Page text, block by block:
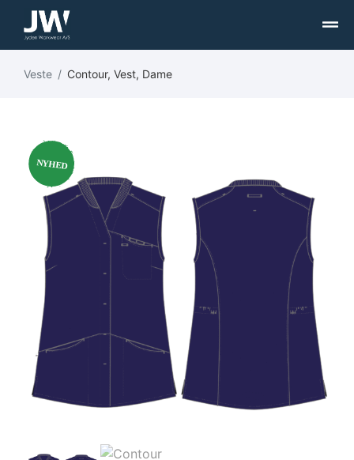
Veste Contour, Vest, Dame